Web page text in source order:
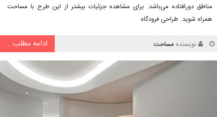
مناطق دورافتاده می‌باشد. برای مشاهده جزئیات بیشتر از این طرح با مساحت
همراه شوید. طراحی فرودگاه
نویسنده مساحت ادامه مطلب...